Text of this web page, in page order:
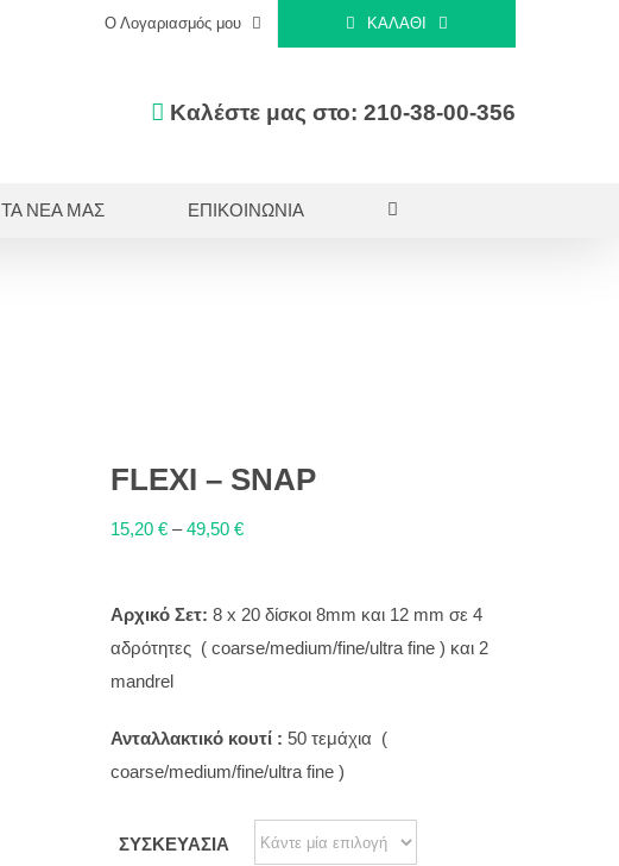
Ο Λογαριασμός μου ΚΑΛΆΘΙ
Καλέστε μας στο: 210-38-00-356
ΤΑ ΝΕΑ ΜΑΣ ΕΠΙΚΟΙΝΩΝΙΑ
FLEXI – SNAP
15,20€ –49,50€
Aρχικό Σετ: 8 x 20 δίσκοι 8mm και 12 mm σε 4
αδρότητες ( coarse/medium/fine/ultra fine ) και 2
mandrel
Ανταλλακτικό κουτί : 50 τεμάχια (
coarse/medium/fine/ultra fine )
ΣΥΣΚΕΥΑΣΙΑ